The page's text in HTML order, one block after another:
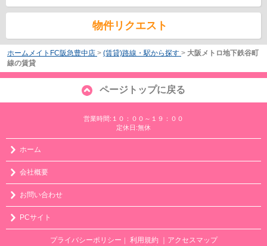
物件リクエスト
ホームメイトFC阪急豊中店 > (賃貸)路線・駅から探す > 大阪メトロ地下鉄谷町
線の賃貸
ページトップに戻る
営業時間:１０：００～１９：００
定休日:無休
ホーム
会社概要
お問い合わせ
PCサイト
プライバシーポリシー ｜ 利用規約 ｜アクセスマップ